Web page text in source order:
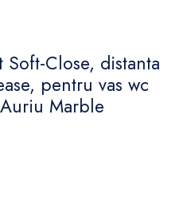
Close, distanta
pentru vas wc
Marble